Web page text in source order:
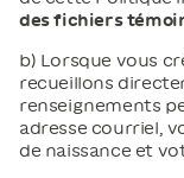
des fichiers
b) Lorsque vous
recueillons
renseignements
adresse courriel,
de naissance et